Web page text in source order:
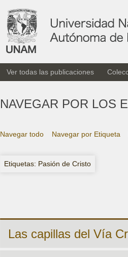
Ver todas las publicaciones
NAVEGAR POR LOS
Navegar todo Navegar por Etiqueta
Etiquetas: Pasión de Cristo
Las capillas del Vía